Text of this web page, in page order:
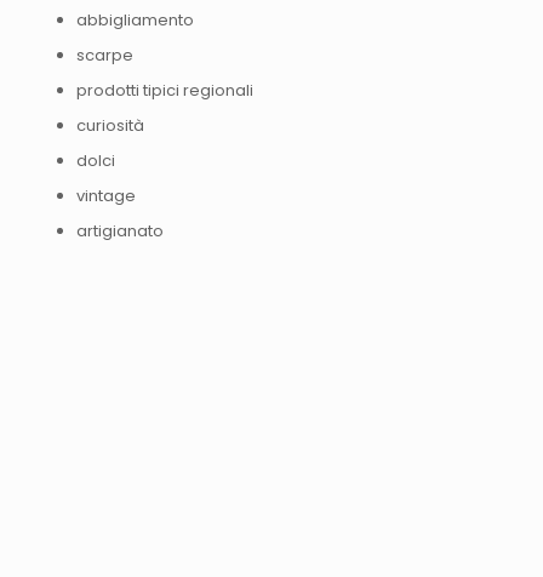
abbigliamento
scarpe
prodotti tipici regionali
curiosità
dolci
vintage
artigianato